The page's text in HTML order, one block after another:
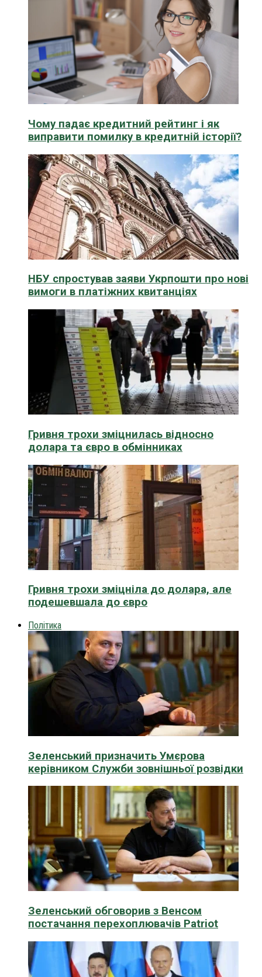
Чому падає кредитний рейтинг і як
виправити помилку в кредитній історії?
НБУ спростував заяви Укрпошти про нові
вимоги в платіжних квитанціях
Гривня трохи зміцнилась відносно
долара та євро в обмінниках
Гривня трохи зміцніла до долара, але
подешевшала до євро
Політика
Зеленський призначить Умєрова
керівником Служби зовнішньої розвідки
Зеленський обговорив з Венсом
постачання перехоплювачів Patriot